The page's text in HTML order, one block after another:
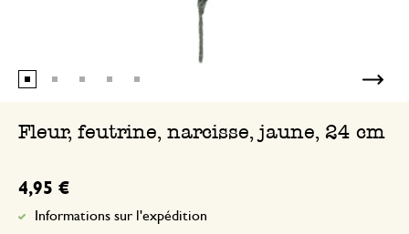
Fleur, feutrine, narcisse, jaune, 24 cm
4,95 €
Informations sur l'expédition
12 mai 2026